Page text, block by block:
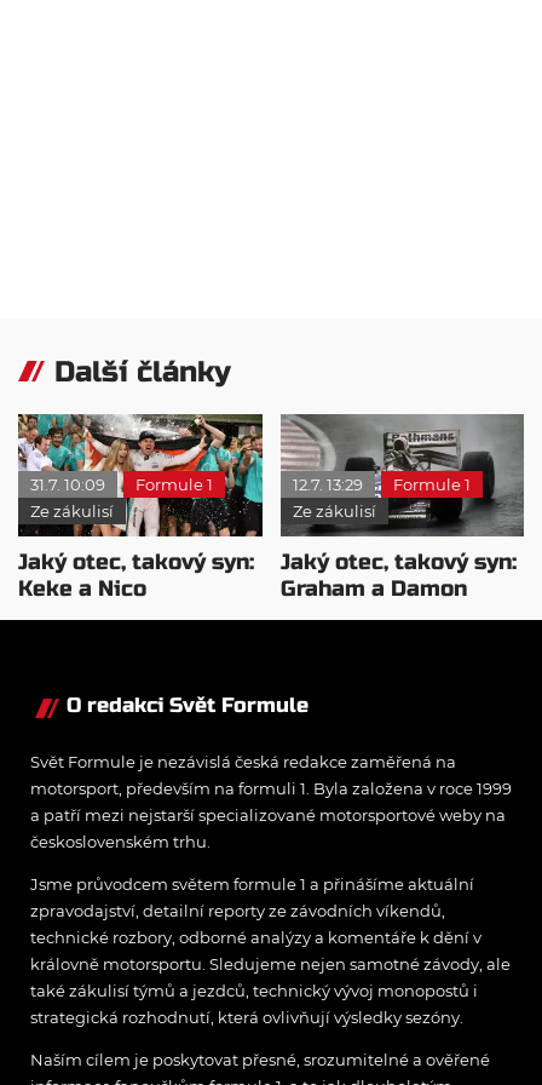
Další články
31.7. 10:09
Formule 1
Ze zákulisí
Jaký otec, takový syn:
Keke a Nico
Rosbergovi
12.7. 13:29
Formule 1
Ze zákulisí
Jaký otec, takový syn:
Graham a Damon
Hillovi
O redakci Svět Formule
Svět Formule je nezávislá česká redakce zaměřená na
motorsport, především na formuli 1. Byla založena v roce 1999
a patří mezi nejstarší specializované motorsportové weby na
československém trhu.
Jsme průvodcem světem formule 1 a přinášíme aktuální
zpravodajství, detailní reporty ze závodních víkendů,
technické rozbory, odborné analýzy a komentáře k dění v
královně motorsportu. Sledujeme nejen samotné závody, ale
také zákulisí týmů a jezdců, technický vývoj monopostů i
strategická rozhodnutí, která ovlivňují výsledky sezóny.
Naším cílem je poskytovat přesné, srozumitelné a ověřené